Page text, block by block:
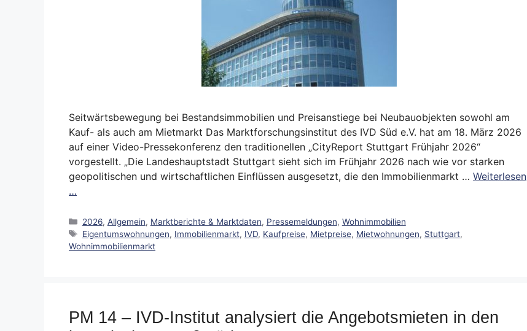
Seitwärtsbewegung bei Bestandsimmobilien und Preisanstiege bei Neubauobjekten sowohl am
Kauf- als auch am Mietmarkt Das Marktforschungsinstitut des IVD Süd e.V. hat am 18. März 2026
auf einer Video-Pressekonferenz den traditionellen „CityReport Stuttgart Frühjahr 2026“
vorgestellt. „Die Landeshauptstadt Stuttgart sieht sich im Frühjahr 2026 nach wie vor starken
geopolitischen und wirtschaftlichen Einflüssen ausgesetzt, die den Immobilienmarkt … Weiterlesen
…
Kategorien
2026, Allgemein, Marktberichte & Marktdaten, Pressemeldungen, Wohnimmobilien
Schlagwörter
Eigentumswohnungen, Immobilienmarkt, IVD, Kaufpreise, Mietpreise, Mietwohnungen, Stuttgart,
Wohnimmobilienmarkt
PM 14 – IVD-Institut analysiert die Angebotsmieten in den